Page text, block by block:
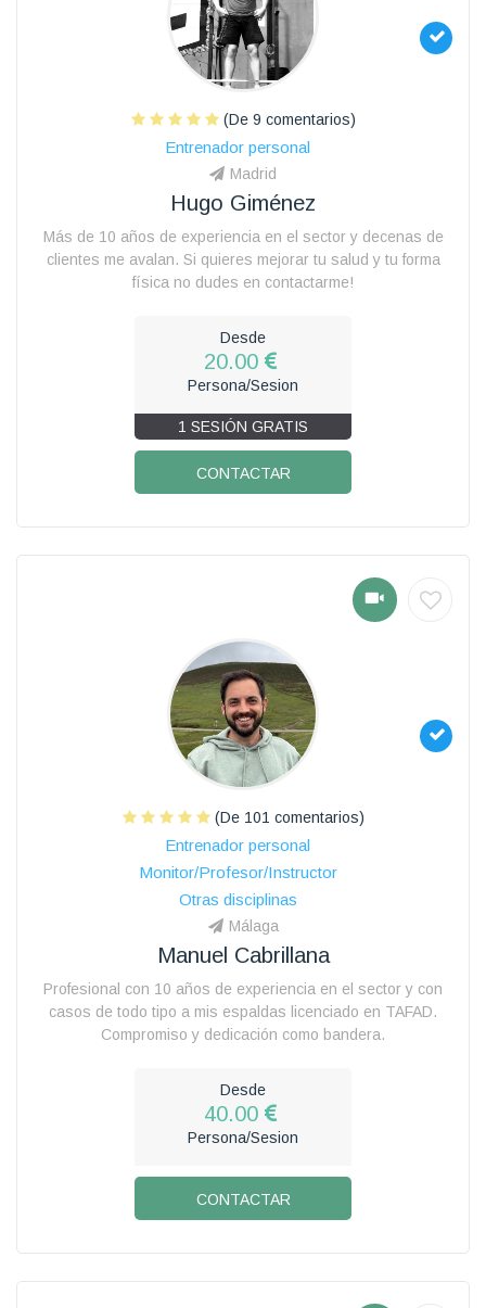
(De 9 comentarios)
Entrenador personal
Madrid
Hugo Giménez
Más de 10 años de experiencia en el sector y decenas de
clientes me avalan. Si quieres mejorar tu salud y tu forma
física no dudes en contactarme!
Desde
20.00
Persona/Sesion
1 SESIÓN GRATIS
CONTACTAR
(De 101 comentarios)
Entrenador personal
Monitor/Profesor/Instructor
Otras disciplinas
Málaga
Manuel Cabrillana
Profesional con 10 años de experiencia en el sector y con
casos de todo tipo a mis espaldas licenciado en TAFAD.
Compromiso y dedicación como bandera.
Desde
40.00
Persona/Sesion
CONTACTAR